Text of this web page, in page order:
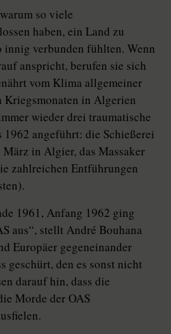
so viele
haben, ein Land zu
innig verbunden fühlten. Wenn
anspricht, berufen sie sich
vom Klima allgemeiner
Kriegsmonaten in Algerien
wieder drei traumatische
1962 angeführt: die Schießerei
in Algier, das Massaker
zahlreichen Entführungen
1961, Anfang 1962 ging
aus“, stellt André Bouhana
Europäer gegeneinander
geschürt, den es sonst nicht
darauf hin, dass die
Morde der OAS